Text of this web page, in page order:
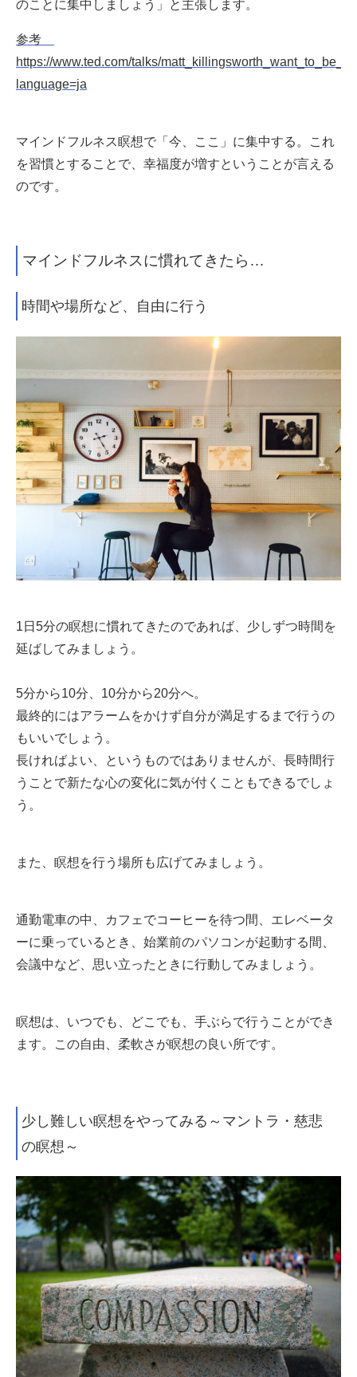
のことに集中しましょう」と主張します。
参考
https://www.ted.com/talks/
language=ja
マインドフルネス瞑想で「今、ここ」に集中する。これ
を習慣とすることで、幸福度が増すということが言える
のです。
マインドフルネスに慣れてきたら…
時間や場所など、自由に行う
1日5分の瞑想に慣れてきたのであれば、少しずつ時間を
延ばしてみましょう。
5分から10分、10分から20分へ。
最終的にはアラームをかけず自分が満足するまで行うの
もいいでしょう。
長ければよい、というものではありませんが、長時間行
うことで新たな心の変化に気が付くこともできるでしょ
う。
また、瞑想を行う場所も広げてみましょう。
通勤電車の中、カフェでコーヒーを待つ間、エレベータ
ーに乗っているとき、始業前のパソコンが起動する間、
会議中など、思い立ったときに行動してみましょう。
瞑想は、いつでも、どこでも、手ぶらで行うことができ
ます。この自由、柔軟さが瞑想の良い所です。
少し難しい瞑想をやってみる ～マントラ・慈悲
の瞑想～